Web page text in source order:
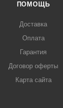
ПОМОЩЬ
Доставка
Оплата
Гарантия
Договор оферты
Карта сайта